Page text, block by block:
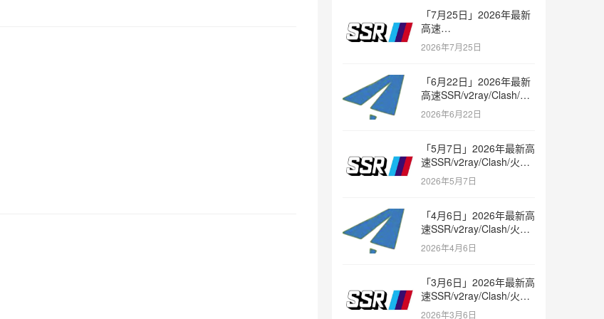
「7月25日」2026年最新
高速
SSR/v2ray/Clash/trojan
节点免费分享
2026年7月25日
「6月22日」2026年最新
高速SSR/v2ray/Clash/火
箭节点免费分享
2026年6月22日
「5月7日」2026年最新高
速SSR/v2ray/Clash/火箭
节点免费分享
2026年5月7日
「4月6日」2026年最新高
速SSR/v2ray/Clash/火箭
节点免费分享
2026年4月6日
「3月6日」2026年最新高
速SSR/v2ray/Clash/火箭
节点免费分享
2026年3月6日